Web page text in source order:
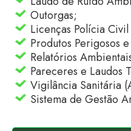
Outorgas;
Licenças Polícia
Produtos Perigosos
Relatórios
Pareceres e Laudos
Vigilância Sanitária
Sistema de Gestão